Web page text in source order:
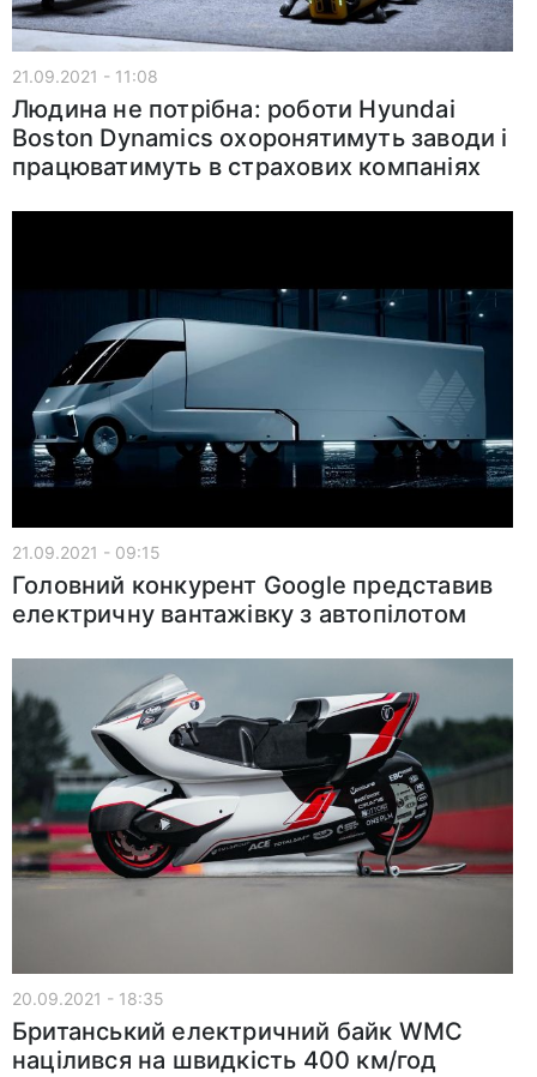
21.09.2021 - 11:08
Людина не потрібна: роботи Hyundai
Boston Dynamics охоронятимуть заводи і
працюватимуть в страхових компаніях
21.09.2021 - 09:15
Головний конкурент Google представив
електричну вантажівку з автопілотом
20.09.2021 - 18:35
Британський електричний байк WMC
націлився на швидкість 400 км/год